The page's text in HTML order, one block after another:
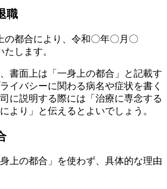
職
の都合により、令和〇年〇月〇
します。
書面上は「一身上の都合」と記載す
イバシーに関わる病名や症状を書く
に説明する際には「治療に専念する
より」と伝えるとよいでしょう。
上の都合」を使わず、具体的な理由